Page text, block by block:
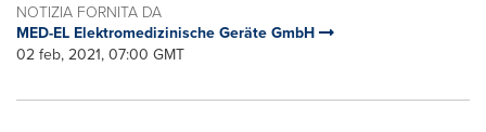
NOTIZIA FORNITA DA
MED-EL Elektromedizinische Geräte GmbH
02 feb, 2021, 07:00 GMT